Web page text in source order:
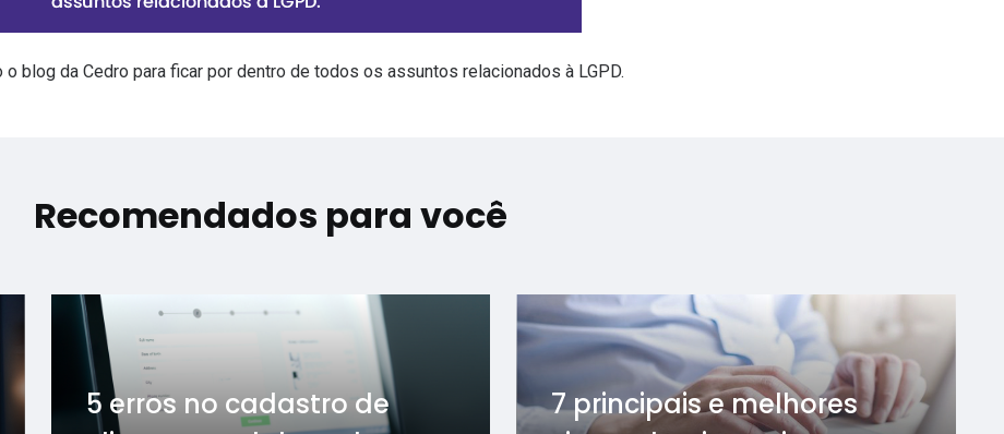
oblog da Cedro para ficar por dentro de todos os assuntos relacionados à LGPD.
Recomendados para você
5 erros no cadastro de
7 principais e melhores